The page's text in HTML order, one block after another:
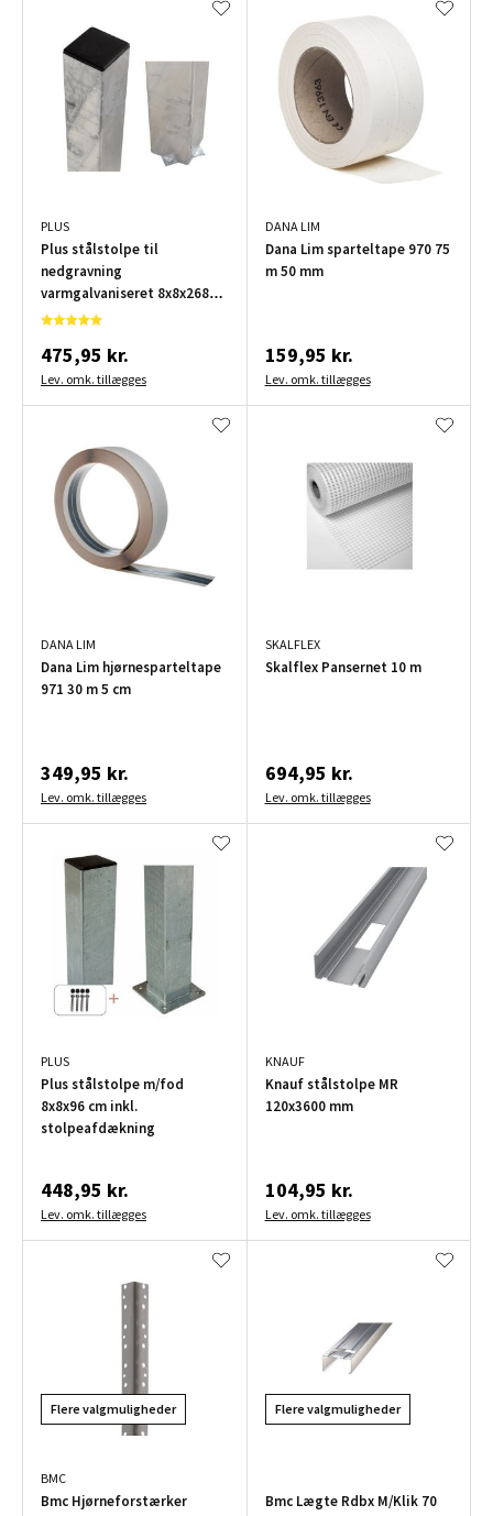
PLUS
Plus stålstolpe til
nedgravning
varmgalvaniseret 8x8x268
cm
475,95 kr.
Lev. omk. tillægges
DANA LIM
Dana Lim sparteltape 970 75
m 50 mm
159,95 kr.
Lev. omk. tillægges
DANA LIM
Dana Lim hjørnesparteltape
971 30 m 5 cm
349,95 kr.
Lev. omk. tillægges
SKALFLEX
Skalflex Pansernet 10 m
694,95 kr.
Lev. omk. tillægges
PLUS
Plus stålstolpe m/fod
8x8x96 cm inkl.
stolpeafdækning
448,95 kr.
Lev. omk. tillægges
KNAUF
Knauf stålstolpe MR
120x3600 mm
104,95 kr.
Lev. omk. tillægges
Flere valgmuligheder
BMC
Bmc Hjørneforstærker
Flere valgmuligheder
Bmc Lægte Rdbx M/Klik 70